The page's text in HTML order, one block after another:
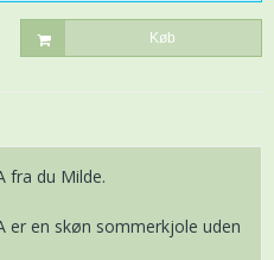
Køb
fra du Milde.
er en skøn sommerkjole uden